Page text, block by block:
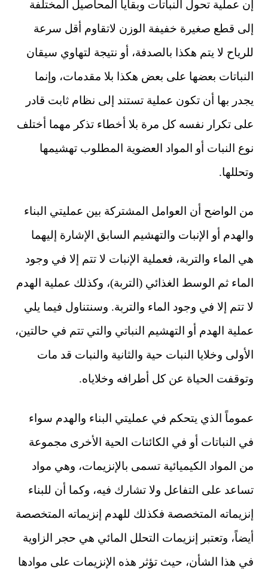
إن عملية تحول النباتات وبقايا المحاصيل المختلفة
إلى قطع صغيرة خفيفة الوزن لاتقاوم أقل سرعة
للرياح لا يتم هكذا بالصدفة، أو نتيجة لتهاوي سيقان
النباتات بعضها على بعض هكذا بلا مقدمات، وإنما
يجدر بها أن تكون عملية تستند إلى نظام ثابت قادر
على تكرار نفسه كل مرة بلا أخطاء تذكر مهما أختلف
نوع النبات أو المواد العضوية المطلوب تهشيمها
وتحللها.
من الواضح أن العوامل المشتركة بين عمليتي البناء
والهدم أو الإنبات والتهشيم السابق الإشارة إليهما
هي الماء والتربة، فعملية الإنبات لا تتم إلا في وجود
الماء ثم الوسط الغذائي (التربة)، وكذلك عملية الهدم
لا تتم إلا في وجود الماء والتربة. وسنتناول فيما يلي
عملية الهدم أو التهشيم النباتي والتي تتم في حالتين،
الأولى وخلايا النبات حية والثانية والنبات قد مات
وتوقفت الحياة عن كل أطرافه وخلاياه.
عموماً الذي يتحكم في عمليتي البناء والهدم سواء
في النباتات أو في الكائنات الحية الأخرى مجموعة
من المواد الكيميائية تسمى بالإنزيمات، وهي مواد
تساعد على التفاعل ولا تشارك فيه، وكما أن للبناء
إنزيماته المتخصصة فكذلك للهدم إنزيماته المتخصصة
أيضاً، وتعتبر إنزيمات التحلل المائي هي حجر الزاوية
في هذا الشأن، حيث تؤثر هذه الإنزيمات على موادها